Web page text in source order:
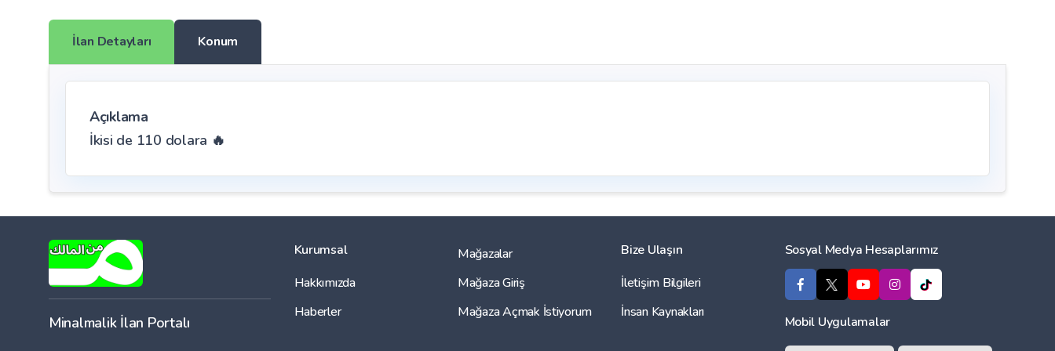
İlan Detayları Konum
Açıklama
İkisi de 110 dolara 🔥
Minalmalik İlan Portalı
Kurumsal
Hakkımızda
Haberler
Mağazalar
Mağaza Giriş
Mağaza Açmak İstiyorum
Bize Ulaşın
İletişim Bilgileri
İnsan Kaynakları
Sosyal Medya Hesaplarımız
Mobil Uygulamalar